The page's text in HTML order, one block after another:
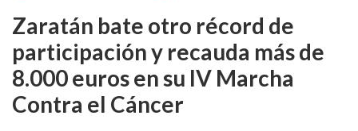
Zaratán bate otro récord de
participación y recauda más de
8.000 euros en su IV Marcha
Contra el Cáncer